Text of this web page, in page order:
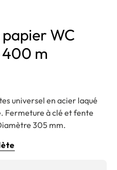
WC
400 m
universel en acier laqué
Fermeture à clé et fente
305 mm.